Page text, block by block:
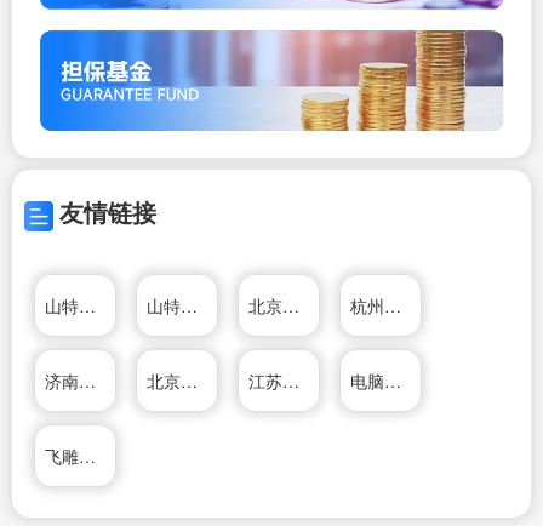
友情链接
山特电子（深圳）有限公司 山特电子（深圳）有限公司 北京家电维修网 杭州鸿雁电器有限公司
济南鑫泰液压平台有限公司 北京家电维修网 江苏有线南京分公司 电脑维修知识网
飞雕电器集团有限公司